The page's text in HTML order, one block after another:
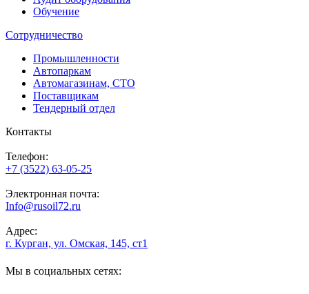
Обучение
Сотрудничество
Промышленности
Автопаркам
Автомагазинам, СТО
Поставщикам
Тендерный отдел
Контакты
Телефон:
+7 (3522) 63-05-25
Электронная почта:
Info@rusoil72.ru
Адрес:
г. Курган, ул. Омская, 145, ст1
Мы в социальных сетях: